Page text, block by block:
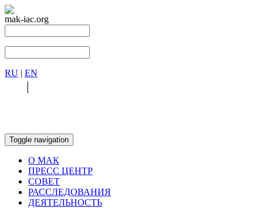
mak-iac.org
RU | EN
|
Toggle navigation
О МАК
ПРЕСС ЦЕНТР
СОВЕТ
РАССЛЕДОВАНИЯ
ДЕЯТЕЛЬНОСТЬ